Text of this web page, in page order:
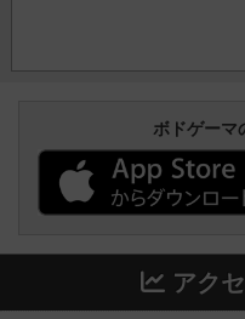
ボドゲーマ
アク